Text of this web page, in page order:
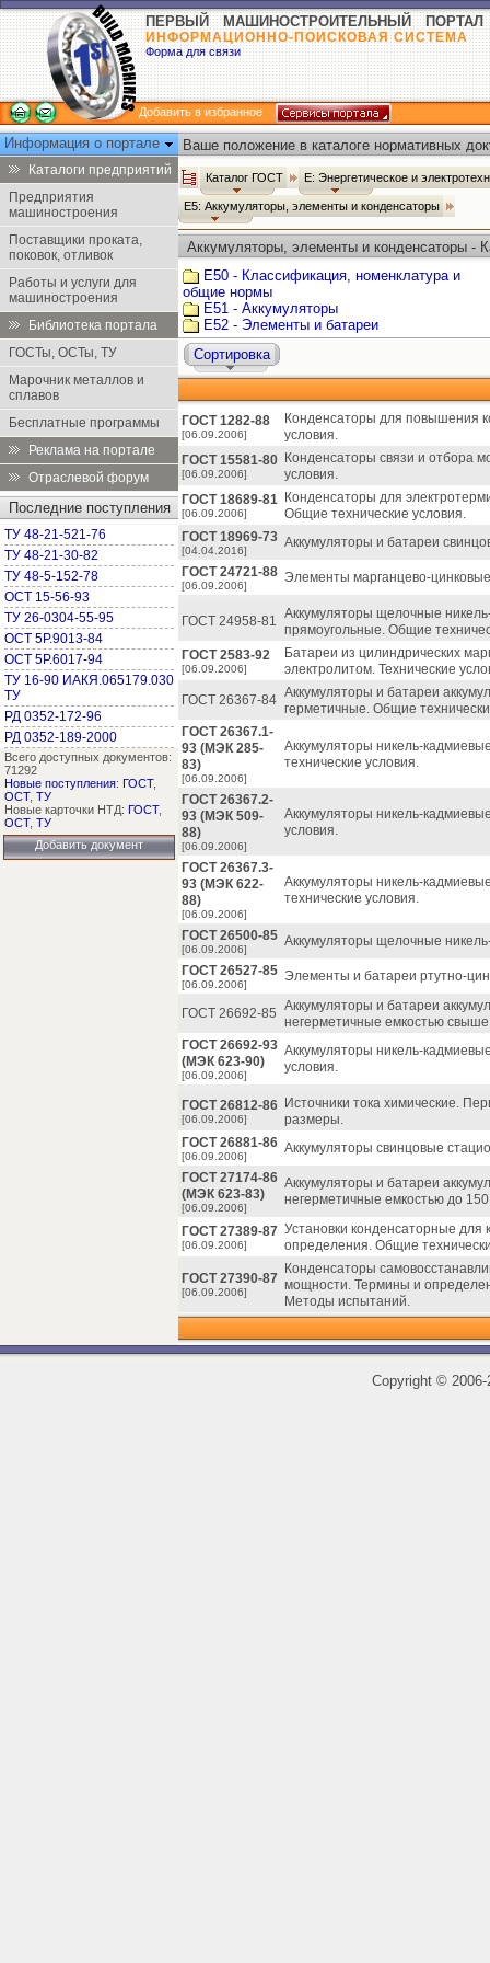
ПЕРВЫЙ МАШИНОСТРОИТЕЛЬНЫЙ ПОРТАЛ
ИНФОРМАЦИОННО-ПОИСКОВАЯ СИСТЕМА
Форма для связи
Добавить в избранное
Информация о портале
Каталоги предприятий
Предприятия
машиностроения
Поставщики проката,
поковок, отливок
Работы и услуги для
машиностроения
Библиотека портала
ГОСТы, ОСТы, ТУ
Марочник металлов и
сплавов
Бесплатные программы
Реклама на портале
Отраслевой форум
Последние поступления
ТУ 48-21-521-76
ТУ 48-21-30-82
ТУ 48-5-152-78
ОСТ 15-56-93
ТУ 26-0304-55-95
ОСТ 5Р.9013-84
ОСТ 5Р.6017-94
ТУ 16-90 ИАКЯ.065179.030
ТУ
РД 0352-172-96
РД 0352-189-2000
Всего доступных документов:
71292
Новые поступления: ГОСТ,
ОСТ, ТУ
Новые карточки НТД: ГОСТ,
ОСТ, ТУ
Добавить документ
Ваше положение в каталоге нормативных
Каталог ГОСТ Е: Энергетическое и
Е5: Аккумуляторы, элементы и конденсаторы
Аккумуляторы, элементы и конденсаторы -
Е50 - Классификация, номенклатура и
общие нормы
Е51 - Аккумуляторы
Е52 - Элементы и батареи
Сортировка
ГОСТ 1282-88
[06.09.2006]
Конденсаторы для повышения
условия.
ГОСТ 15581-80
[06.09.2006]
Конденсаторы связи и отбора
условия.
ГОСТ 18689-81
[06.09.2006]
Конденсаторы для
Общие технические условия.
ГОСТ 18969-73
[04.04.2016]
Аккумуляторы и батареи
ГОСТ 24721-88
[06.09.2006]
Элементы марганцево-
ГОСТ 24958-81 Аккумуляторы щелочные
прямоугольные. Общие
ГОСТ 2583-92
[06.09.2006]
Батареи из цилиндрических
электролитом. Технические
ГОСТ 26367-84 Аккумуляторы и батареи
герметичные. Общие
ГОСТ 26367.1-
93 (МЭК 285-
83)
[06.09.2006]
Аккумуляторы никель-
технические условия.
ГОСТ 26367.2-
93 (МЭК 509-
88)
[06.09.2006]
Аккумуляторы никель-
условия.
ГОСТ 26367.3-
93 (МЭК 622-
88)
[06.09.2006]
Аккумуляторы никель-
технические условия.
ГОСТ 26500-85
[06.09.2006]
Аккумуляторы щелочные
ГОСТ 26527-85
[06.09.2006]
Элементы и батареи ртутно-
ГОСТ 26692-85 Аккумуляторы и батареи
негерметичные емкостью
ГОСТ 26692-93
(МЭК 623-90)
[06.09.2006]
Аккумуляторы никель-
условия.
ГОСТ 26812-86
[06.09.2006]
Источники тока химические.
размеры.
ГОСТ 26881-86
[06.09.2006]
Аккумуляторы свинцовые
ГОСТ 27174-86
(МЭК 623-83)
[06.09.2006]
Аккумуляторы и батареи
негерметичные емкостью до
ГОСТ 27389-87
[06.09.2006]
Установки конденсаторные
определения. Общие
ГОСТ 27390-87
[06.09.2006]
Конденсаторы
мощности. Термины и
Методы испытаний.
Copyright ©